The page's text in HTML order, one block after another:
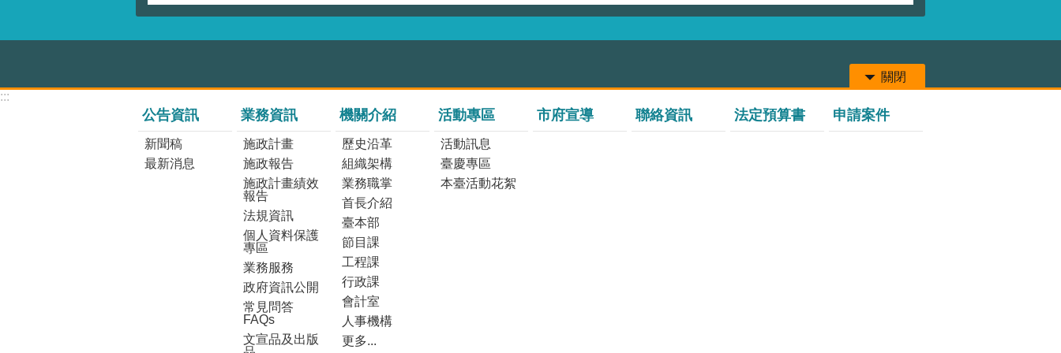
關閉
:::
公告資訊
新聞稿
最新消息
業務資訊
施政計畫
施政報告
施政計畫績效
報告
法規資訊
個人資料保護
專區
業務服務
政府資訊公開
常見問答
FAQs
文宣品及出版
機關介紹
歷史沿革
組織架構
業務職掌
首長介紹
臺本部
節目課
工程課
行政課
會計室
人事機構
更多...
活動專區
活動訊息
臺慶專區
本臺活動花絮
市府宣導 聯絡資訊 法定預算書 申請案件